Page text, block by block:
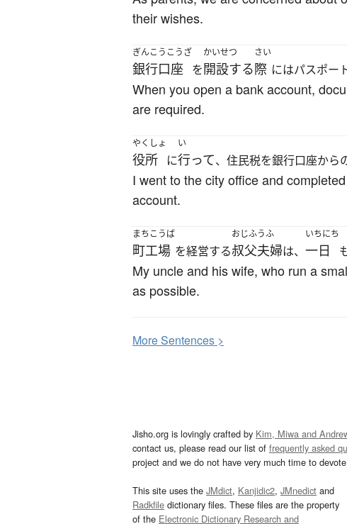
their wishes.
ぎんこうこうざ
銀行口座 を
かいせつ
開設する
さい
際 にはパスポー
When you open a bank account,
are required.
やくしょ
役所 に
い
行って、住民税を銀行口座から
I went to the city office and
account.
まちこうば
町工場 を経営する
おじふうふ
叔父夫婦は、
いちにち
一日
My uncle and his wife, who run a
as possible.
MoreSentences >
Jisho.org is lovingly crafted by Kim, Miwa and
contact us, please read our list of frequently asked
project and we do not have very much time to
This site uses the JMdict, Kanjidic2, JMnedict and
Radkfile dictionary files. These files are the property
of the Electronic Dictionary Research and